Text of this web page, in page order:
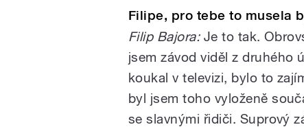
Filipe, pro tebe to musela
Filip Bajora:Je to tak.
jsem závod viděl z druhého
koukal v televizi, bylo to
byl jsem toho vyloženě
se slavnými řidiči. Suprový